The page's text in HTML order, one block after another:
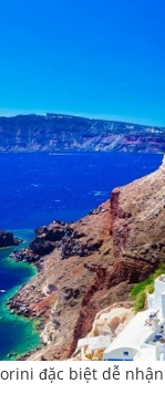
đặc biệt dễ